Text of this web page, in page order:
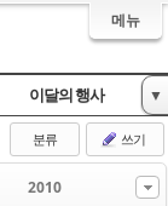
메뉴
이달의 행사 ▼
분류 쓰기
2010